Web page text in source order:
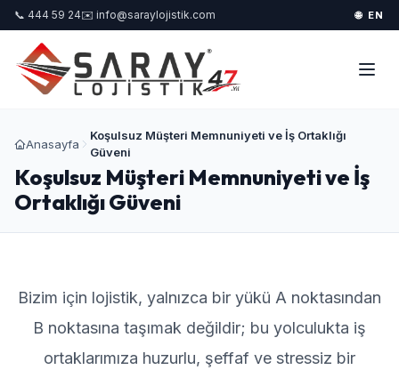
📞 444 59 24✉️ info@saraylojistik.com 🌐 EN
Anasayfa
Koşulsuz Müşteri Memnuniyeti ve İş Ortaklığı
Güveni
Koşulsuz Müşteri Memnuniyeti ve İş
Ortaklığı Güveni
Bizim için lojistik, yalnızca bir yükü A noktasından
B noktasına taşımak değildir; bu yolculukta iş
ortaklarımıza huzurlu, şeffaf ve stressiz bir